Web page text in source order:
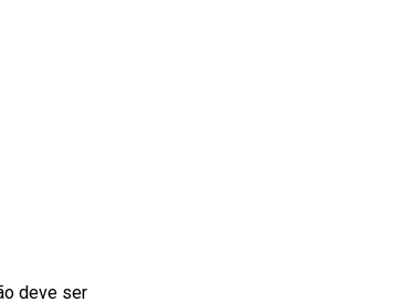
deve ser